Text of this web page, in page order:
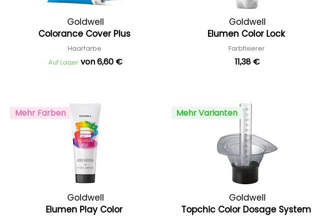
Goldwell
Colorance Cover Plus
Haarfarbe
Auf Lager von 6,60 €
Goldwell
Elumen Color Lock
Farbfixierer
11,38 €
Mehr Farben
Goldwell
Elumen Play Color
Mehr Varianten
Goldwell
Topchic Color Dosage System